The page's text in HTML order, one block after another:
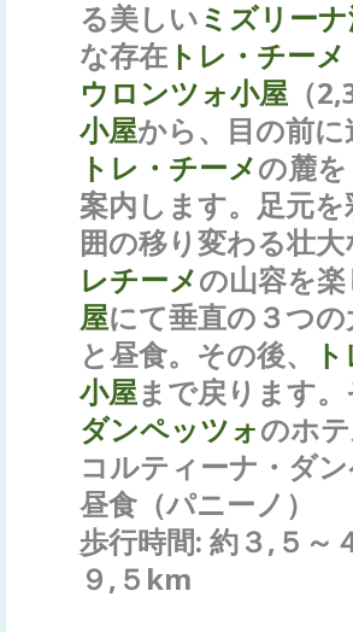
る美しいミズリー
な存在 トレ・チー
ウロンツォ小屋 （
小屋から、目の前
トレ・チーメの麓
案内します。足元
囲の移り変わる壮
レチーメの山容を
屋にて垂直の３つ
と昼食。その後、
小屋まで戻ります
ダンペッツォのホ
コルティーナ・ダ
昼食（パニーノ）
歩行時間: 約３,５
９,５km